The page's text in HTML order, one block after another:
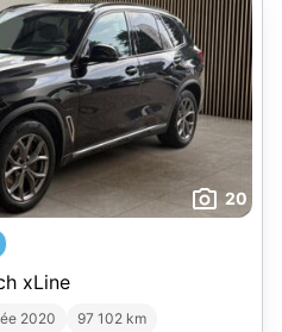
20
xLine
2020 97 102 km